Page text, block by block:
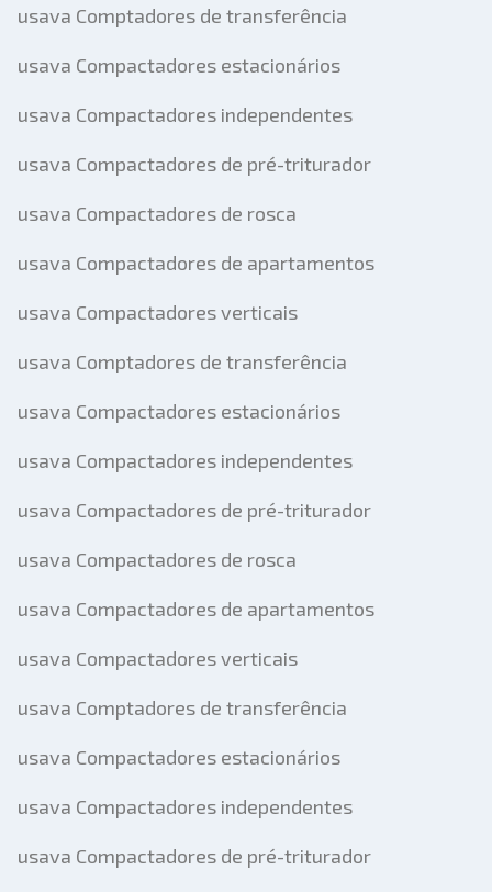
usava Comptadores de transferência
usava Compactadores estacionários
usava Compactadores independentes
usava Compactadores de pré-triturador
usava Compactadores de rosca
usava Compactadores de apartamentos
usava Compactadores verticais
usava Comptadores de transferência
usava Compactadores estacionários
usava Compactadores independentes
usava Compactadores de pré-triturador
usava Compactadores de rosca
usava Compactadores de apartamentos
usava Compactadores verticais
usava Comptadores de transferência
usava Compactadores estacionários
usava Compactadores independentes
usava Compactadores de pré-triturador